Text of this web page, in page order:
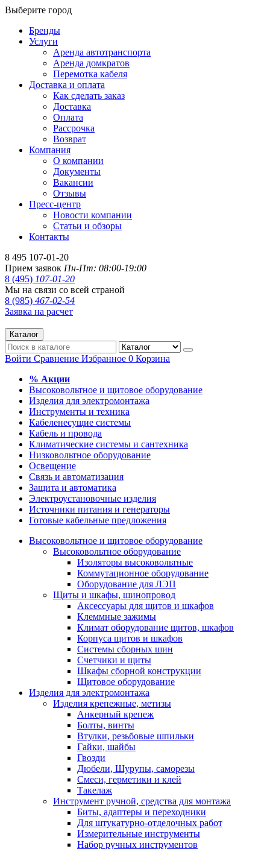
Выберите город
Бренды
Услуги
Аренда автотранспорта
Аренда домкратов
Перемотка кабеля
Доставка и оплата
Как сделать заказ
Доставка
Оплата
Рассрочка
Возврат
Компания
О компании
Документы
Вакансии
Отзывы
Пресс-центр
Новости компании
Статьи и обзоры
Контакты
8 495 107-01-20
Прием заявок Пн-Пт: 08:00-19:00
8 (495) 107-01-20
Мы на связи со всей страной
8 (985) 467-02-54
Заявка на расчет
Каталог
Войти Сравнение Избранное 0 Корзина
% Акции
Высоковольтное и щитовое оборудование
Изделия для электромонтажа
Инструменты и техника
Кабеленесущие системы
Кабель и провода
Климатические системы и сантехника
Низковольтное оборудование
Освещение
Связь и автоматизация
Защита и автоматика
Электроустановочные изделия
Источники питания и генераторы
Готовые кабельные предложения
Высоковольтное и щитовое оборудование
Высоковольтное оборудование
Изоляторы высоковольтные
Коммутационное оборудование
Оборудование для ЛЭП
Щиты и шкафы, шинопровод
Аксессуары для щитов и шкафов
Клеммные зажимы
Климат оборудование щитов, шкафов
Корпуса щитов и шкафов
Системы сборных шин
Счетчики и щиты
Шкафы сборной конструкции
Щитовое оборудование
Изделия для электромонтажа
Изделия крепежные, метизы
Анкерный крепеж
Болты, винты
Втулки, резьбовые шпильки
Гайки, шайбы
Гвозди
Дюбели, Шурупы, саморезы
Смеси, герметики и клей
Такелаж
Инструмент ручной, средства для монтажа
Биты, адаптеры и переходники
Для штукатурно-отделочных работ
Измерительные инструменты
Набор ручных инструментов